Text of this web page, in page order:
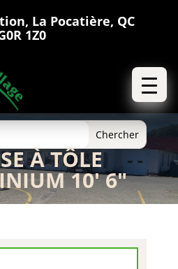
La Pocatière, QC
1Z0
À TÔLE
10′ 6″